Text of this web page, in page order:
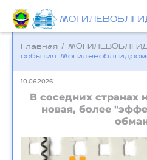
Главная /
события
10.06.2026
В соседних странах
новая, более